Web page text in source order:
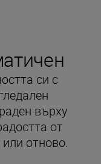
си с
върху
от
отново.